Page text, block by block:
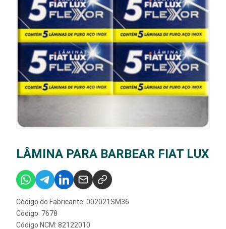
LÂMINA PARA BARBEAR FIAT LUX
Código do Fabricante: 002021SM36
Código: 7678
Código NCM: 82122010